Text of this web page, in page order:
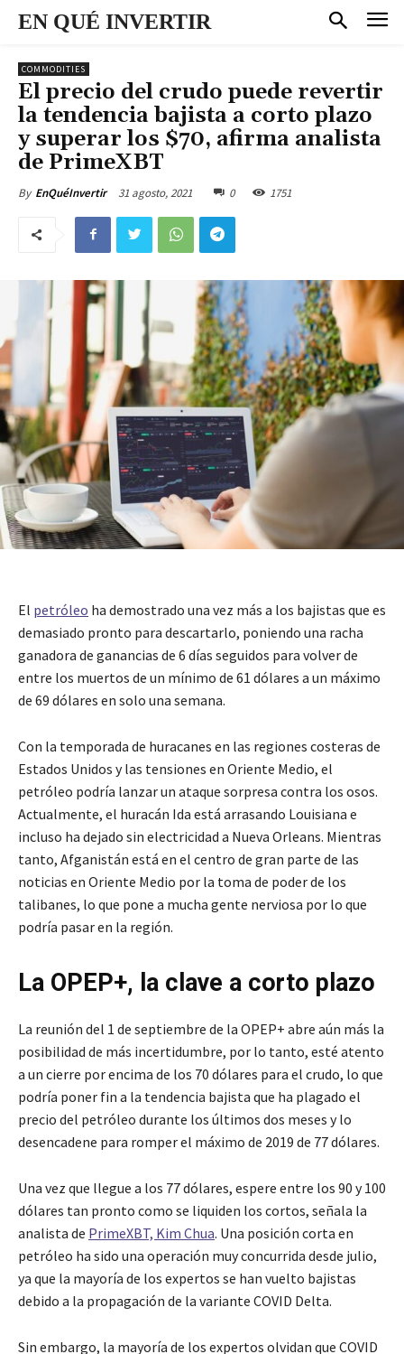
EN QUÉ INVERTIR
COMMODITIES
El precio del crudo puede revertir
la tendencia bajista a corto plazo
y superar los $70, afirma analista
de PrimeXBT
By EnQuéInvertir 31 agosto, 2021 0 1751
El petróleo ha demostrado una vez más a los bajistas que es
demasiado pronto para descartarlo, poniendo una racha
ganadora de ganancias de 6 días seguidos para volver de
entre los muertos de un mínimo de 61 dólares a un máximo
de 69 dólares en solo una semana.
Con la temporada de huracanes en las regiones costeras de
Estados Unidos y las tensiones en Oriente Medio, el
petróleo podría lanzar un ataque sorpresa contra los osos.
Actualmente, el huracán Ida está arrasando Louisiana e
incluso ha dejado sin electricidad a Nueva Orleans. Mientras
tanto, Afganistán está en el centro de gran parte de las
noticias en Oriente Medio por la toma de poder de los
talibanes, lo que pone a mucha gente nerviosa por lo que
podría pasar en la región.
La OPEP+, la clave a corto plazo
La reunión del 1 de septiembre de la OPEP+ abre aún más la
posibilidad de más incertidumbre, por lo tanto, esté atento
a un cierre por encima de los 70 dólares para el crudo, lo que
podría poner fin a la tendencia bajista que ha plagado el
precio del petróleo durante los últimos dos meses y lo
desencadene para romper el máximo de 2019 de 77 dólares.
Una vez que llegue a los 77 dólares, espere entre los 90 y 100
dólares tan pronto como se liquiden los cortos, señala la
analista de PrimeXBT, Kim Chua. Una posición corta en
petróleo ha sido una operación muy concurrida desde julio,
ya que la mayoría de los expertos se han vuelto bajistas
debido a la propagación de la variante COVID Delta.
Sin embargo, la mayoría de los expertos olvidan que COVID